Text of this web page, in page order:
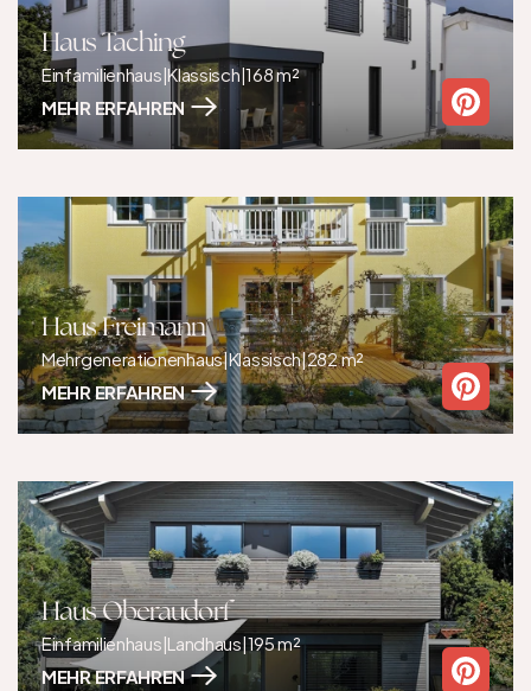
Haus Taching
Einfamilienhaus|Klassisch|168 m²
MEHR ERFAHREN
Haus Freimann
Mehrgenerationenhaus|Klassisch|282 m²
MEHR ERFAHREN
Haus Oberaudorf
Einfamilienhaus|Landhaus|195 m²
MEHR ERFAHREN